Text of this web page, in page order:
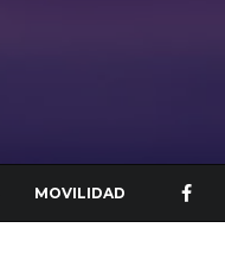
MOVILIDAD